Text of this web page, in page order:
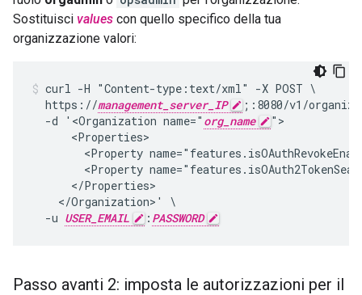
Sostituisci values con quello specifico della tua
organizzazione valori:
curl -H "Content-type:text/xml" -X POST \
  https://
management_server_IP
;:8080/v1/
  -d '<Organization name="
org_name
">
      <Properties>
<Property
<Property
      </Properties>
    </Organization>' \
  -u
USER_EMAIL : PASSWORD
Passo avanti 2: imposta le autorizzazioni per il